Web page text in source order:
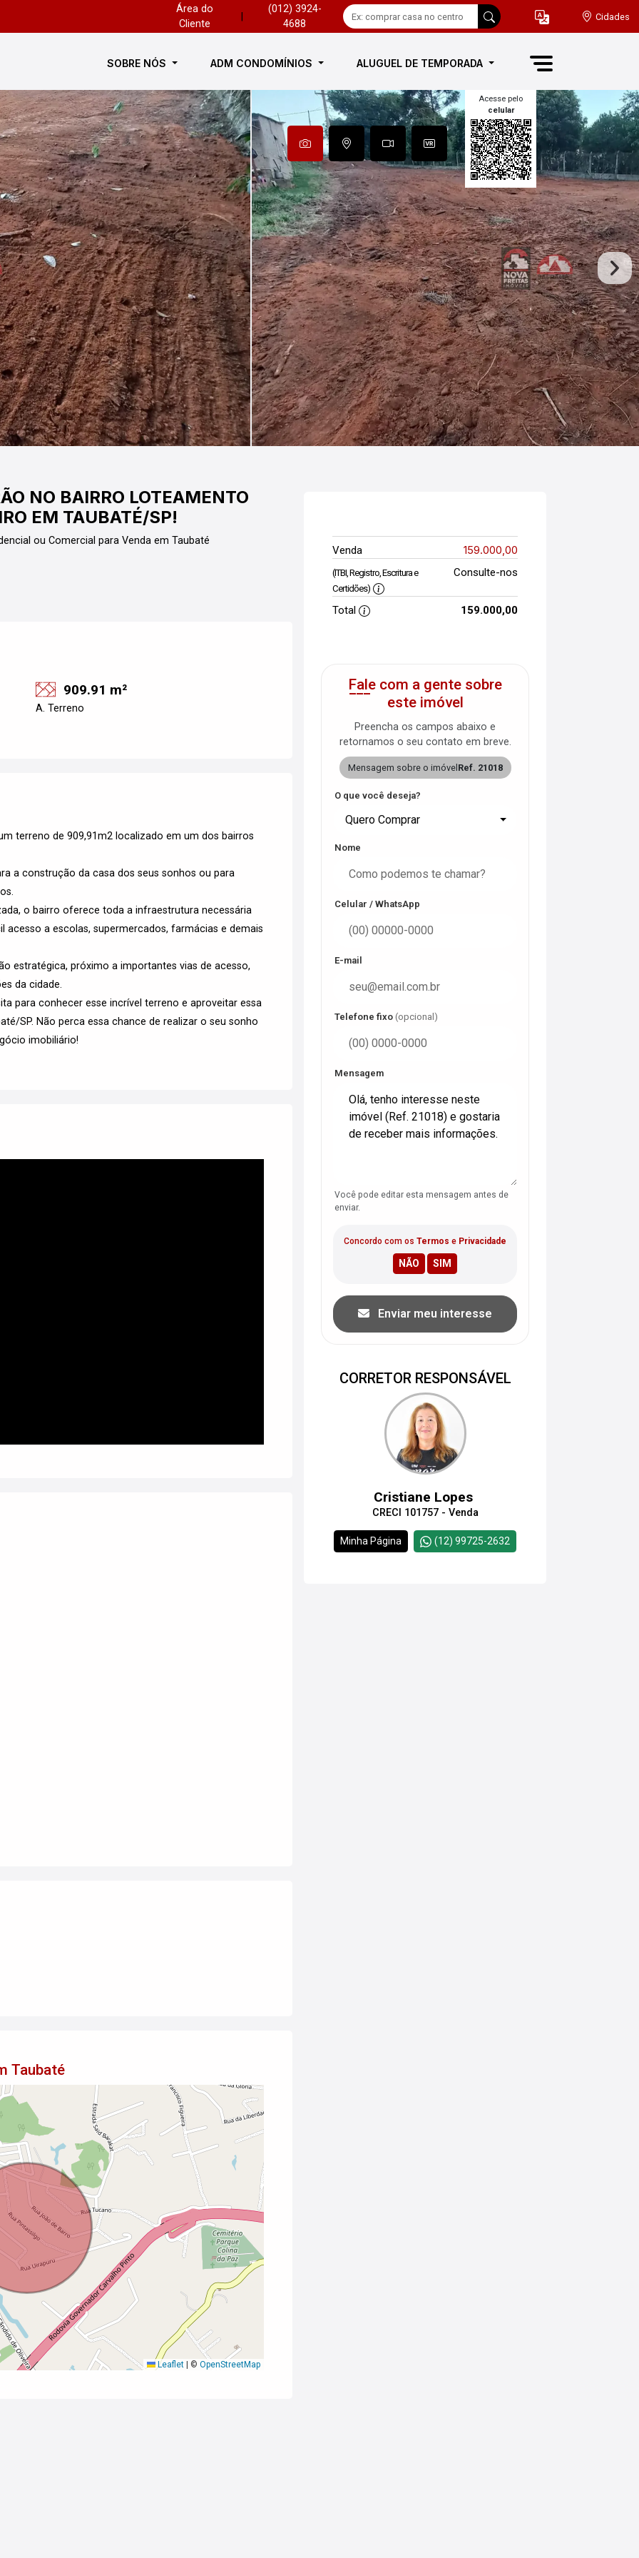
Área do
Cliente
(012) 3924-
4688
Cidades
SOBRE NÓS ADM CONDOMÍNIOS ALUGUEL DE TEMPORADA
Acesse pelo
celular
NO BAIRRO LOTEAMENTO
EM TAUBATÉ/SP!
ou Comercial para Venda em Taubaté
909.91 m²
A. Terreno
terreno de 909,91m2 localizado em um dos bairros
a construção da casa dos seus sonhos ou para
o bairro oferece toda a infraestrutura necessária
a escolas, supermercados, farmácias e demais
estratégica, próximo a importantes vias de acesso,
da cidade.
para conhecer esse incrível terreno e aproveitar essa
SP. Não perca essa chance de realizar o seu sonho
imobiliário!
Taubaté
Leaflet © OpenStreetMap
Venda 159.000,00
(ITBI, Registro, Escritura e
Certidões)
Consulte-nos
Total 159.000,00
Fale com a gente sobre
este imóvel
Preencha os campos abaixo e
retornamos o seu contato em breve.
Mensagem sobre o imóvel Ref. 21018
O que você deseja?
Quero Comprar
Nome
Celular / WhatsApp
E-mail
Telefone fixo (opcional)
Mensagem
Você pode editar esta mensagem antes de
enviar.
Concordo com os Termos e Privacidade
Enviar meu interesse
CORRETOR RESPONSÁVEL
Cristiane Lopes
CRECI 101757 - Venda
Minha Página (12) 99725-2632